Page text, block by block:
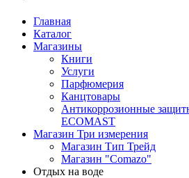
Главная
Каталог
Магазины
Книги
Услуги
Парфюмерия
Канцтовары
Антикоррозионные
ECOMAST
Магазин Три измерения
Магазин Тип Трейд
Магазин "Comazo"
Отдых на воде